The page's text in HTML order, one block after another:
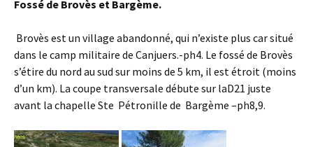
Fossé de Brovès et Bargème.
Brovès est un village abandonné, qui n’existe plus car situé
dans le camp militaire de Canjuers.-ph4. Le fossé de Brovès
s’étire du nord au sud sur moins de 5 km, il est étroit (moins
d’un km). La coupe transversale débute sur laD21 juste
avant la chapelle Ste Pétronille de Bargème –ph8,9.